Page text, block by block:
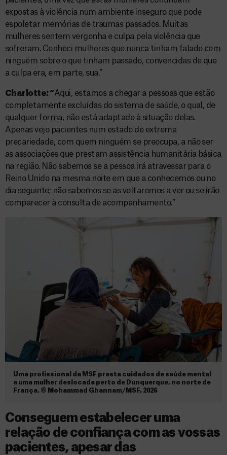
expostas à violência num ambiente inseguro que pode
espoletar memórias de traumas passados. Muitas
mulheres sentem vergonha e culpa pela violência que
sofreram. Conheci mulheres que nunca tinham falado com
ninguém sobre o que tinham passado, convencidas de que
a culpa era, em parte, sua.”
Charlotte: “Aqui, estamos a chegar a pessoas que estão
completamente excluídas do sistema de saúde, o qual, de
qualquer forma, não está adaptado à situação delas.
Apenas vejo pacientes num estado de extrema
precariedade, com quem ninguém se preocupa, a não ser
as associações que prestam assistência humanitária básica
na região. Não sabemos se a pessoa irá atravessar para o
Reino Unido na mesma noite em que a conhecemos ou no
dia seguinte; não sabemos se as voltaremos a ver ou se irão
comparecer à consulta de acompanhamento.”
Uma profissional da MSF presta cuidados de saúde mental
a uma mulher deslocada perto de Dunquerque, no norte de
França. © Mohammad Ghannam/MSF, 2026
Conseguem estabelecer uma
relação de confiança com as vossas
pacientes, apesar das